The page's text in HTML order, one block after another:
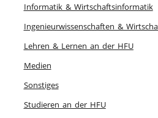
Informatik & Wirtschaftsinformatik
Ingenieurwissenschaften &
Lehren & Lernen an der HFU
Medien
Sonstiges
Studieren an der HFU